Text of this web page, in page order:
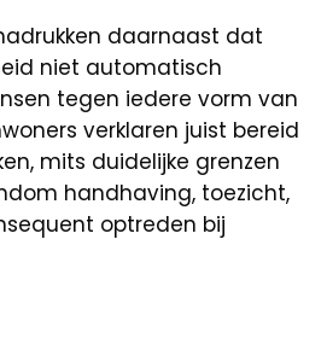
daarnaast dat
niet automatisch
tegen iedere vorm van
verklaren juist bereid
mits duidelijke grenzen
handhaving, toezicht,
optreden bij